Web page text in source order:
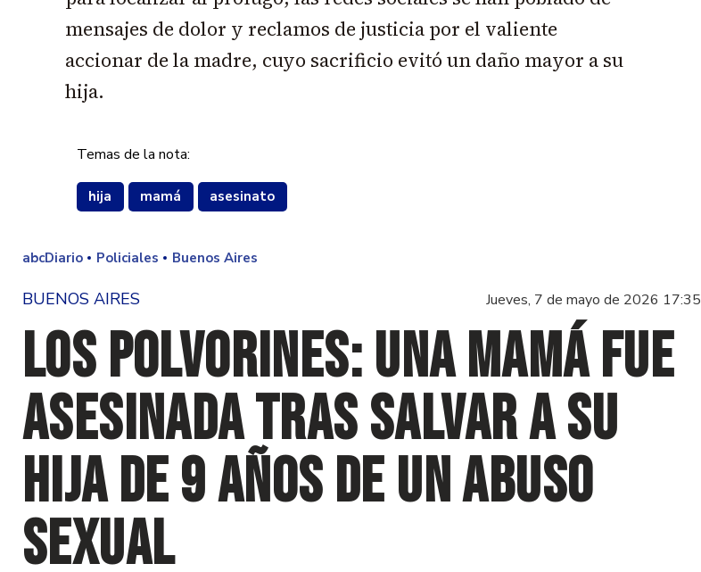
mensajes de dolor y reclamos de justicia por el valiente
accionar de la madre, cuyo sacrificio evitó un daño mayor a su
hija.
Temas de la nota:
hija mamá asesinato
abcDiario Policiales Buenos Aires
BUENOS AIRES Jueves, 7 de mayo de 2026 17:35
Los Polvorines: una mamá fue
asesinada tras salvar a su
hija de 9 años de un abuso
sexual